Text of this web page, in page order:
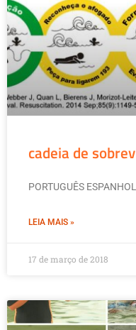
cadeia de
PORTUGUÊS
LEIA MAIS »
17 de março de 2018